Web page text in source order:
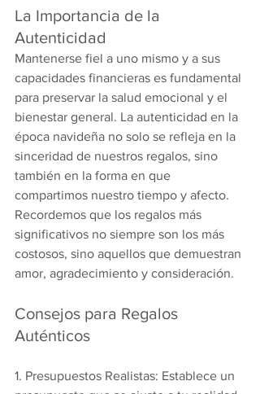
La Importancia de la
Autenticidad
Mantenerse fiel a uno mismo y a sus
capacidades financieras es fundamental
para preservar la salud emocional y el
bienestar general. La autenticidad en la
época navideña no solo se refleja en la
sinceridad de nuestros regalos, sino
también en la forma en que
compartimos nuestro tiempo y afecto.
Recordemos que los regalos más
significativos no siempre son los más
costosos, sino aquellos que demuestran
amor, agradecimiento y consideración.
Consejos para Regalos
Auténticos
1. Presupuestos Realistas: Establece un